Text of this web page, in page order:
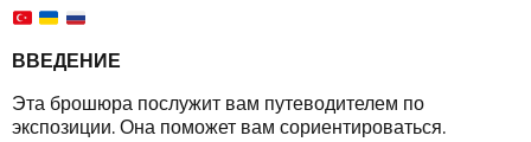
ВВЕДЕНИЕ
Эта брошюра послужит вам путеводителем по
экспозиции. Она поможет вам сориентироваться.